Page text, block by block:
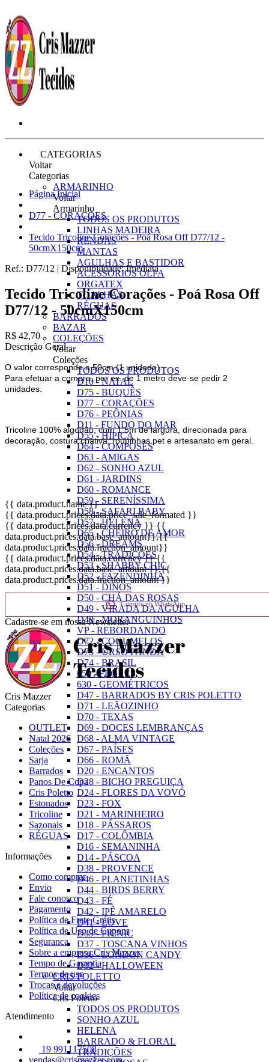
CATEGORIAS
Voltar
Categorias
ARMARINHO
Voltar
Armarinho
TODOS OS PRODUTOS
LINHAS MADEIRA
RENDAS
MANTAS
AGULHAS E BASTIDOR
ACESSÓRIOS OLFA
ORGATEX
TOALHAS
RÉGUAS
BARRADOS
BAZAR
COLEÇÕES
Voltar
Coleções
TODOS OS PRODUTOS
D10 - NATAL
D75 - BUQUÊS
D77 - CORAÇÕES
D76 - PEÔNIAS
D11 - FUNDO DO MAR
D55 - HÍPICA
D64 - COMPOSÊS
D63 - AMIGAS
D62 - SONHO AZUL
D61 - JARDINS
D60 - ROMANCE
D59 - SERENÍSSIMA
D58 - SAFARI BABY
D57 - HELENA
D65 - CHEIRO DE AMOR
D56 - DREAMS
D54 - TRADIÇÕES
D53 - SHABBY CHIC
D52 - FAZENDINHA
D51 - DINOS
D50 - CHÁ DAS ROSAS
D49 - VIRADA DA AGULHA
D48 - MORANGUINHOS
VP - REBORDANDO
D72 - COGUMELOS
D73 - URSO PANDA
D74 - BRASIL
650 - FLORES
630 - GEOMÉTRICOS
D47 - BARRADOS BY CRIS POLETTO
D71 - LEÃOZINHO
D70 - TEXAS
D69 - DOCES LEMBRANÇAS
D68 - ALMA VINTAGE
D67 - PAÍSES
D66 - ROMÃ
D20 - ENCANTOS
D28 - BICHO PREGUIÇA
D24 - FLORES DA VOVÓ
D23 - FOX
D21 - MARINHEIRO
D18 - PÁSSAROS
D17 - COLÔMBIA
D16 - SEMANINHA
D14 - PÁSCOA
D38 - PROVENCE
D46 - PLANETINHAS
D44 - BIRDS BERRY
D43 - FÉ
D42 - IPÊ AMARELO
D41 - LOVE
D39 - PICNIC
D37 - TOSCANA VINHOS
D36 - LONDON CANDY
D32 - HALLOWEEN
CRIS POLETTO
Voltar
Cris Poletto
TODOS OS PRODUTOS
SONHO AZUL
HELENA
BARRADO & FLORAL
TRADIÇÕES
Página Inicial
D77 - CORAÇÕES
Tecido Tricoline Corações - Poá Rosa Off D77/12 -
50cmX150cm
Ref.: D77/12 | Disponibilidade:Imediata
Tecido Tricoline Corações - Poá Rosa Off
D77/12 - 50cmX150cm
R$ 42,70
Descrição Geral
O valor corresponde a 50cm (1 unidade).
Para efetuar a compra, por ex. de 1 metro deve-se pedir 2
unidades.
Tricoline 100% algodão, com 1.5m de largura, direcionada para
decoração, costura criativa, roupinhas pet e artesanato em geral.
{{ data.product.name }}
{{ data.product.prices.data.price_sale_formated }}
{{ data.product.prices.data.currency }} {{
data.product.prices.data.base_amount}},{{
data.product.prices.data.fraction_amount}}
{{ data.product.prices.data.currency }} {{
data.product.prices.data.base_amount }},{{
data.product.prices.data.fraction_amount }}
Compre no WhatsApp
Cadastre-se em nossa Newsletter
Cris Mazzer
Categorias
OUTLET
Natal 2026
Coleções
Sarja
Barrados
Panos De Copa
Cris Poletto
Estonados
Tricoline
Sazonais
RÉGUAS
Informações
Como comprar
Envio
Fale conosco
Pagamento
Política de Frete Grátis
Política de Uso de Cupons
Seguranca
Sobre a empresa Cris Mazzer
Tempo de Garantia
Termos de uso
Trocas e devoluções
Política de cookies
Atendimento
19 991117508
vendas@crismazzer.com